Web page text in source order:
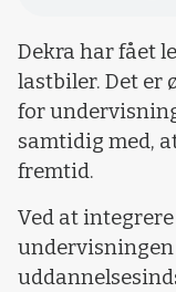
Dekra har fået
lastbiler. Det er
for
samtidig med,
fremtid.
Ved at